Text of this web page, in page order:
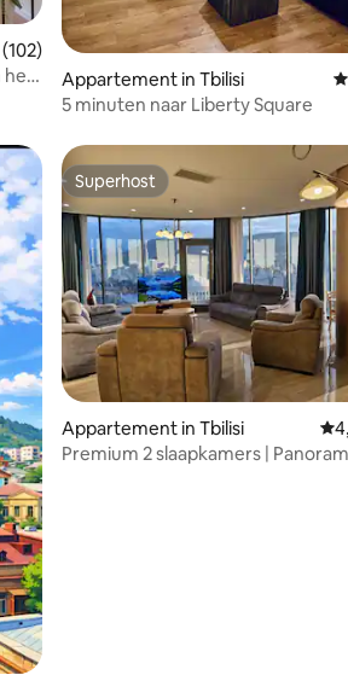
beoordeling van 4,94 uit 5, 102
het
Appartement in Tbilisi
5 minuten naar Liberty Square
Superhost
Superhost
Appartement in Tbilisi
Premium 2 slaapkamers |